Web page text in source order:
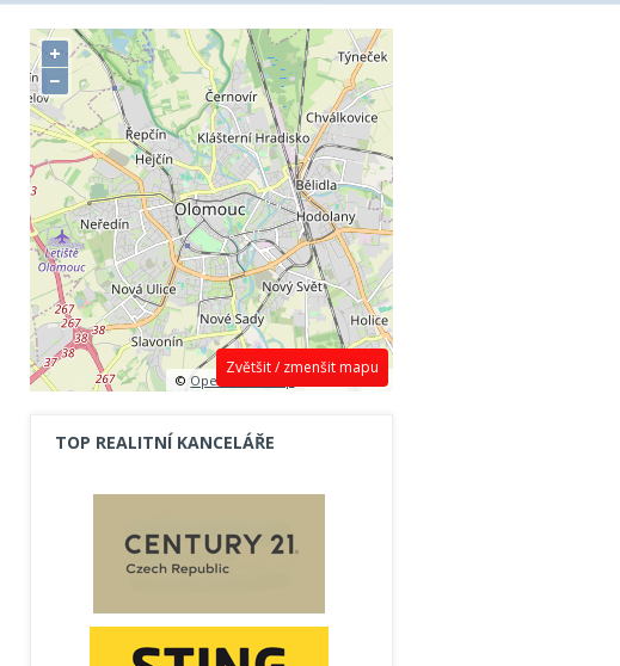
Zvětšit / zmenšit mapu
+
−
©OpenStreetMap contributors.
TOP REALITNÍ KANCELÁŘE